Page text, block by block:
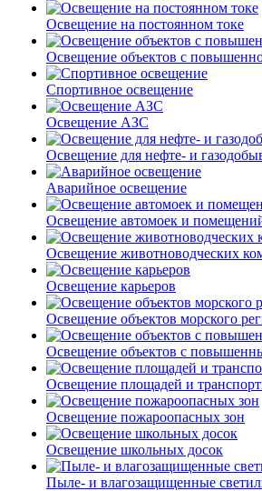
Освещение на постоянном токе
Освещение объектов с
Спортивное освещение
Освещение АЗС
Освещение для нефте- и
Аварийное освещение
Освещение автомоек и
Освещение животноводческих
Освещение карьеров
Освещение объектов морского
Освещение объектов с
Освещение площадей и
Освещение пожароопасных зон
Освещение школьных досок
Пыле- и влагозащищенные